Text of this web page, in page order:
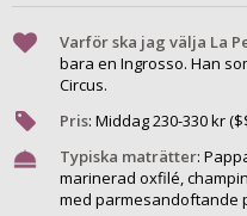
Varför ska jag välja La
bara en Ingrosso. Han
Circus.
Pris: Middag230-330kr
Typiska maträtter:
marinerad oxfilé,
med parmesandoftande